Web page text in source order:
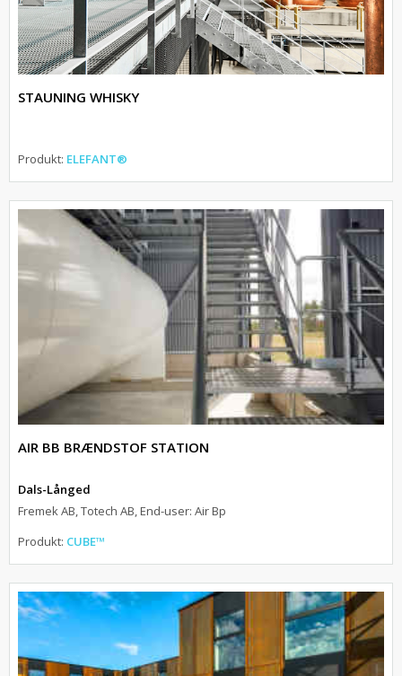
STAUNING WHISKY
Produkt: ELEFANT®
AIR BB BRÆNDSTOF STATION
Dals-Långed
Fremek AB, Totech AB, End-user: Air Bp
Produkt: CUBE™